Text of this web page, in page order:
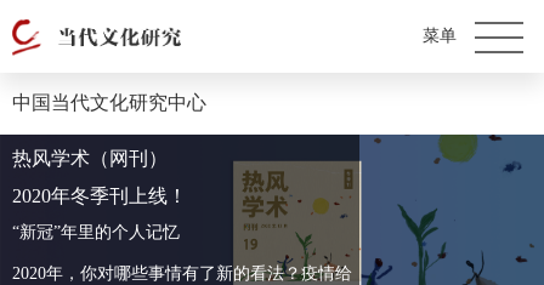
中国当代文化研究中心
公开课
日常生活中的文化分析
主讲人：罗小茗
热风学术（网刊）
2020年冬季刊上线！
“新冠”年里的个人记忆
2020年，你对哪些事情有了新的看法？疫情给